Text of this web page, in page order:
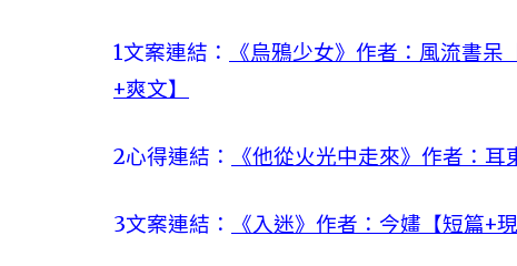
1文案連結：
《烏鴉少女》作者：風流書
+爽文】
2心得連結： 《他從火光中走來》作者：
3文案連結： 《入迷》作者：今嫿【短篇+